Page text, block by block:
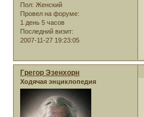
Пол: Женский
Провел на форуме:
1 день 5 часов
Последний визит:
2007-11-27 19:23:05
Грегор Эзенхорн
Ходячая энциклопедия